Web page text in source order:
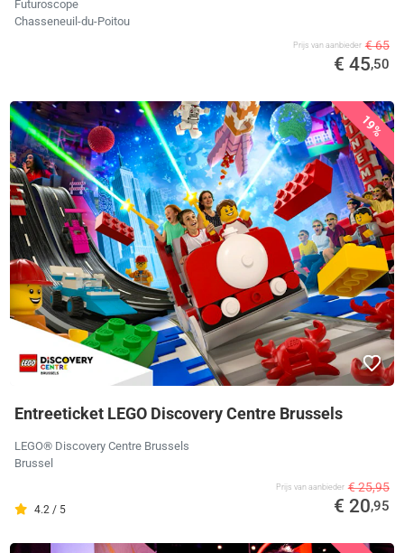
Futuroscope
Chasseneuil-du-Poitou
Prijs van aanbieder € 65
€ 45,50
19%
Entreeticket LEGO Discovery Centre Brussels
LEGO® Discovery Centre Brussels
Brussel
4.2 / 5
Prijs van aanbieder € 25,95
€ 20,95